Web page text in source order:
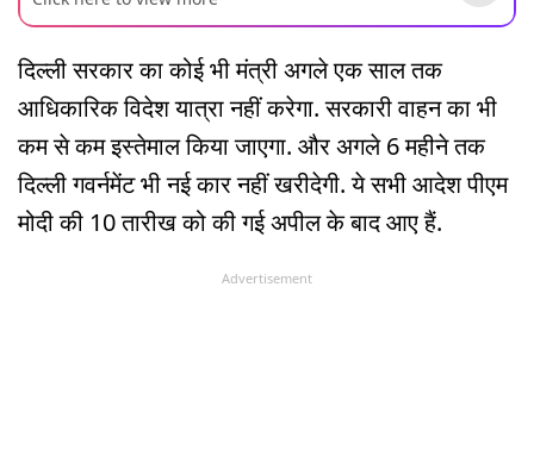
दिल्ली सरकार का कोई भी मंत्री अगले एक साल तक
आधिकारिक विदेश यात्रा नहीं करेगा. सरकारी वाहन का भी
कम से कम इस्तेमाल किया जाएगा. और अगले 6 महीने तक
दिल्ली गवर्नमेंट भी नई कार नहीं खरीदेगी. ये सभी आदेश पीएम
मोदी की 10 तारीख को की गई अपील के बाद आए हैं.
Advertisement